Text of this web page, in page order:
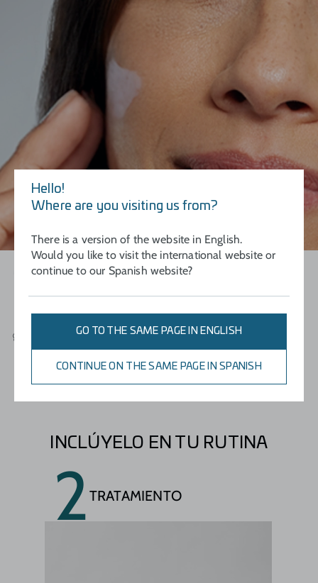
Aplicar
Limpiar
Suavemente el rostro y los ojos sin necesidad de
aclarado.
INCLÚYELO EN TU RUTINA
2 TRATAMIENTO
Hello!
Where are you visiting us from?
There is a version of the website in English.
Would you like to visit the international website or
continue to our Spanish website?
GO TO THE SAME PAGE IN ENGLISH
CONTINUE ON THE SAME PAGE IN SPANISH